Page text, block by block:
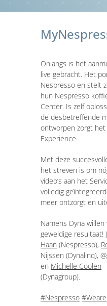
Onlangs is het
live gebracht. Het
Nespresso en stelt
hun Nespresso
Center. Is zelf
de desbetreffende
ontworpen zorgt het
Experience.
Met deze
het streven is om
video’s aan het
volledig
meer ontzorgt en
Namens Dyna
geweldige resultaat!
Haan (Nespresso),
Nijssen (Dynalinq), @
en Michelle Coolen
(Dynagroup).
#Nespresso